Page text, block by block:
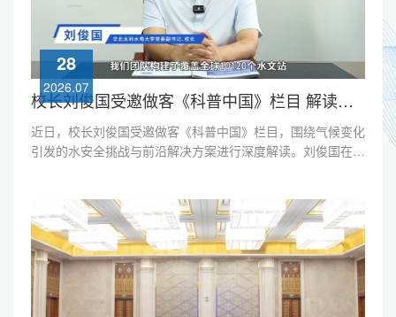
校长刘俊国受邀做客《科普中国》栏目 解读气候变化引发的水安全挑战与前沿解决方案
近日，校长刘俊国受邀做客《科普中国》栏目，围绕气候变化
引发的水安全挑战与前沿解决方案进行深度解读。刘俊国在访
为国家水网建设的关键瓶颈。破局之道，在于建立一套“诊、
治、养”三位一体的水系统治理新体系。针对水循环规律认知
不足的问题，刘俊国团队历时十余年，构建了覆盖全球10120
个水文站、跨度达50年...
28
2026.07